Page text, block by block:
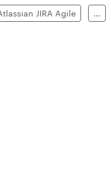
JIRA Agile ...